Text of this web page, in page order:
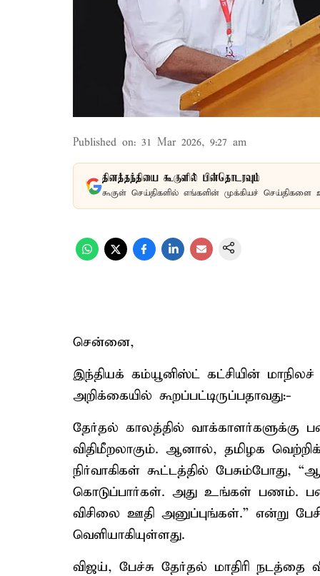
Published on: 31 Mar 2026, 9:27 am
தினத்தந்தியை கூகுளில் பின்தொடரவும்
கூகுள் செய்திகளில் எங்களின் முக்கியச் செய்திகளை
சென்னை,
இந்தியக் கம்யூனிஸ்ட் கட்சியின்
அறிக்கையில் கூறப்பட்டிருப்பதாவது:-
தேர்தல் காலத்தில் வாக்காளர்களுக்கு
விதிமீறலாகும். ஆனால், தமிழக
நிர்வாகிகள் கூட்டத்தில் பேசும்போது,
கொடுப்பார்கள். அது உங்கள் பணம்.
விசிலை ஊதி அனுப்புங்கள்.” என்று
வெளியாகியுள்ளது.
விஜய், பேச்சு தேர்தல் மாதிரி